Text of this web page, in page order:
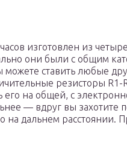
изготовлен из
они были с общим
можете ставить любые
резисторы
его на общей, с
— вдруг вы захотите
на дальнем расстоянии.